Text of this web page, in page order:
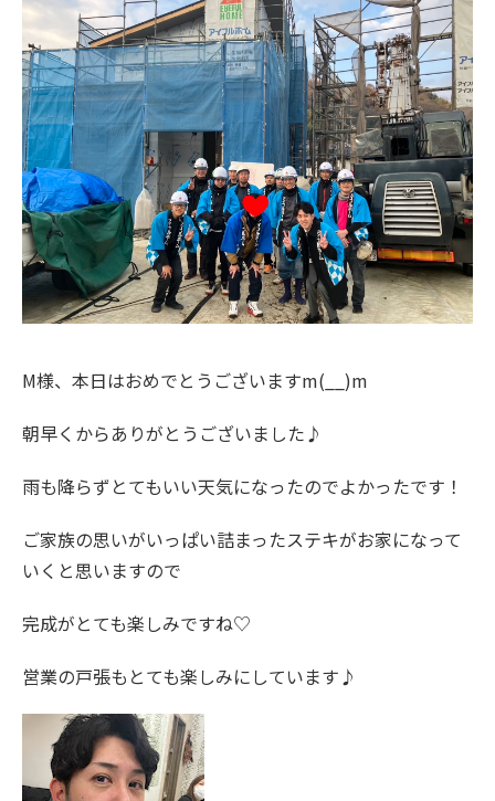
M様、本日はおめでとうございますm(__)m
朝早くからありがとうございました♪
雨も降らずとてもいい天気になったのでよかったです！
ご家族の思いがいっぱい詰まったステキがお家になって
いくと思いますので
完成がとても楽しみですね♡
営業の戸張もとても楽しみにしています♪